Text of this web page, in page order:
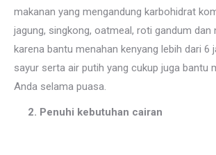
makanan yang mengandung karbohidrat
jagung, singkong, oatmeal, roti gandum dan
karena bantu menahan kenyang lebih dari 6
sayur serta air putih yang cukup juga bantu
Anda selama puasa.
2. Penuhi kebutuhan cairan